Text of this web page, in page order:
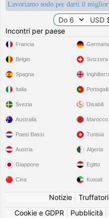
Lavoriamo sodo per darti il
Incontri per paese
Francia
Belgio
Spagna
Italia
Svezia
Svizzera
Disabili
Australia
Paesi Bassi
Austria
Giappone
Cina
Marocco
Tunisia
Algeria
Egitto
Kuwait
Notizie| Truffatori
Cookie e GDPR
Pubblicità